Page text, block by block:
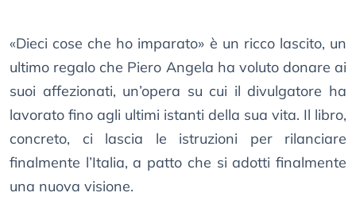
«Dieci cose che ho imparato» è un ricco lascito, un
ultimo regalo che Piero Angela ha voluto donare ai
suoi affezionati, un’opera su cui il divulgatore ha
lavorato fino agli ultimi istanti della sua vita. Il libro,
concreto, ci lascia le istruzioni per rilanciare
finalmente l’Italia, a patto che si adotti finalmente
una nuova visione.